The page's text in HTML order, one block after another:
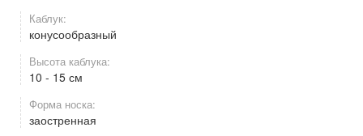
Каблук:
конусообразный
Высота каблука:
10 - 15 см
Форма носка:
заостренная